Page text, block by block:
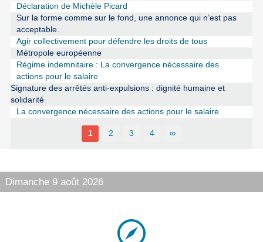
Déclaration de Michèle Picard
Sur la forme comme sur le fond, une annonce qui n’est pas
acceptable.
Agir collectivement pour défendre les droits de tous
Métropole européenne
Régime indemnitaire : La convergence nécessaire des
actions pour le salaire
Signature des arrêtés anti-expulsions : dignité humaine et
solidarité
La convergence nécessaire des actions pour le salaire
1 2 3 4 ∞
Dimanche 9 août 2026